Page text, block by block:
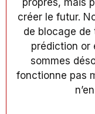
propres, mais
créer le futur.
de blocage de
prédiction or
sommes
fonctionne pas